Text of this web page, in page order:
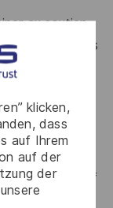
klicken,
dass
auf Ihrem
auf der
der
au soutien
des versions
avec le
visibilité sur
Système
par version).
avec objectif
versions